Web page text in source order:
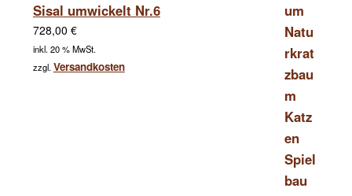
Sisal umwickelt Nr.6
728,00 €
inkl. 20 % MwSt.
zzgl.Versandkosten